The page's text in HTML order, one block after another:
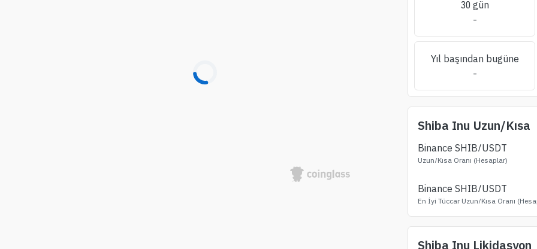
30 gün
-
Yıl başından bugüne
-
Shiba Inu Uzun/Kısa
Binance SHIB/USDT
Uzun/Kısa Oranı (Hesaplar)
Binance SHIB/USDT
En İyi Tüccar Uzun/Kısa Oranı
Shiba Inu Likidasyon